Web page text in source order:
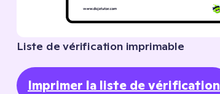
Liste de vérification imprimable
Imprimer la liste de vérification